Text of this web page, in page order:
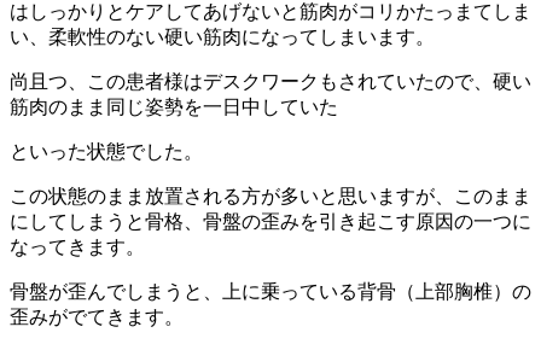
はしっかりとケアしてあげないと筋肉がコリかたっまてしま
い、柔軟性のない硬い筋肉になってしまいます。
尚且つ、この患者様はデスクワークもされていたので、硬い
筋肉のまま同じ姿勢を一日中していた
といった状態でした。
この状態のまま放置される方が多いと思いますが、このまま
にしてしまうと骨格、骨盤の歪みを引き起こす原因の一つに
なってきます。
骨盤が歪んでしまうと、上に乗っている背骨（上部胸椎）の
歪みがでてきます。